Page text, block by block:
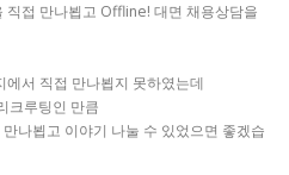
직접 만나뵙고 Offline! 대면 채용상담을
서 직접 만나뵙지 못하였는데
크루팅인 만큼
나뵙고 이야기 나눌 수 있었으면 좋겠습